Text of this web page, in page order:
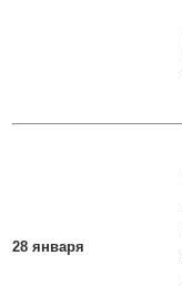
28 января